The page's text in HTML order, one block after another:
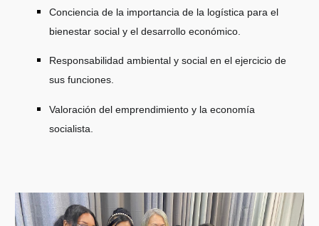
Conciencia de la importancia de la logística para el
bienestar social y el desarrollo económico.
Responsabilidad ambiental y social en el ejercicio de
sus funciones.
Valoración del emprendimiento y la economía
socialista.